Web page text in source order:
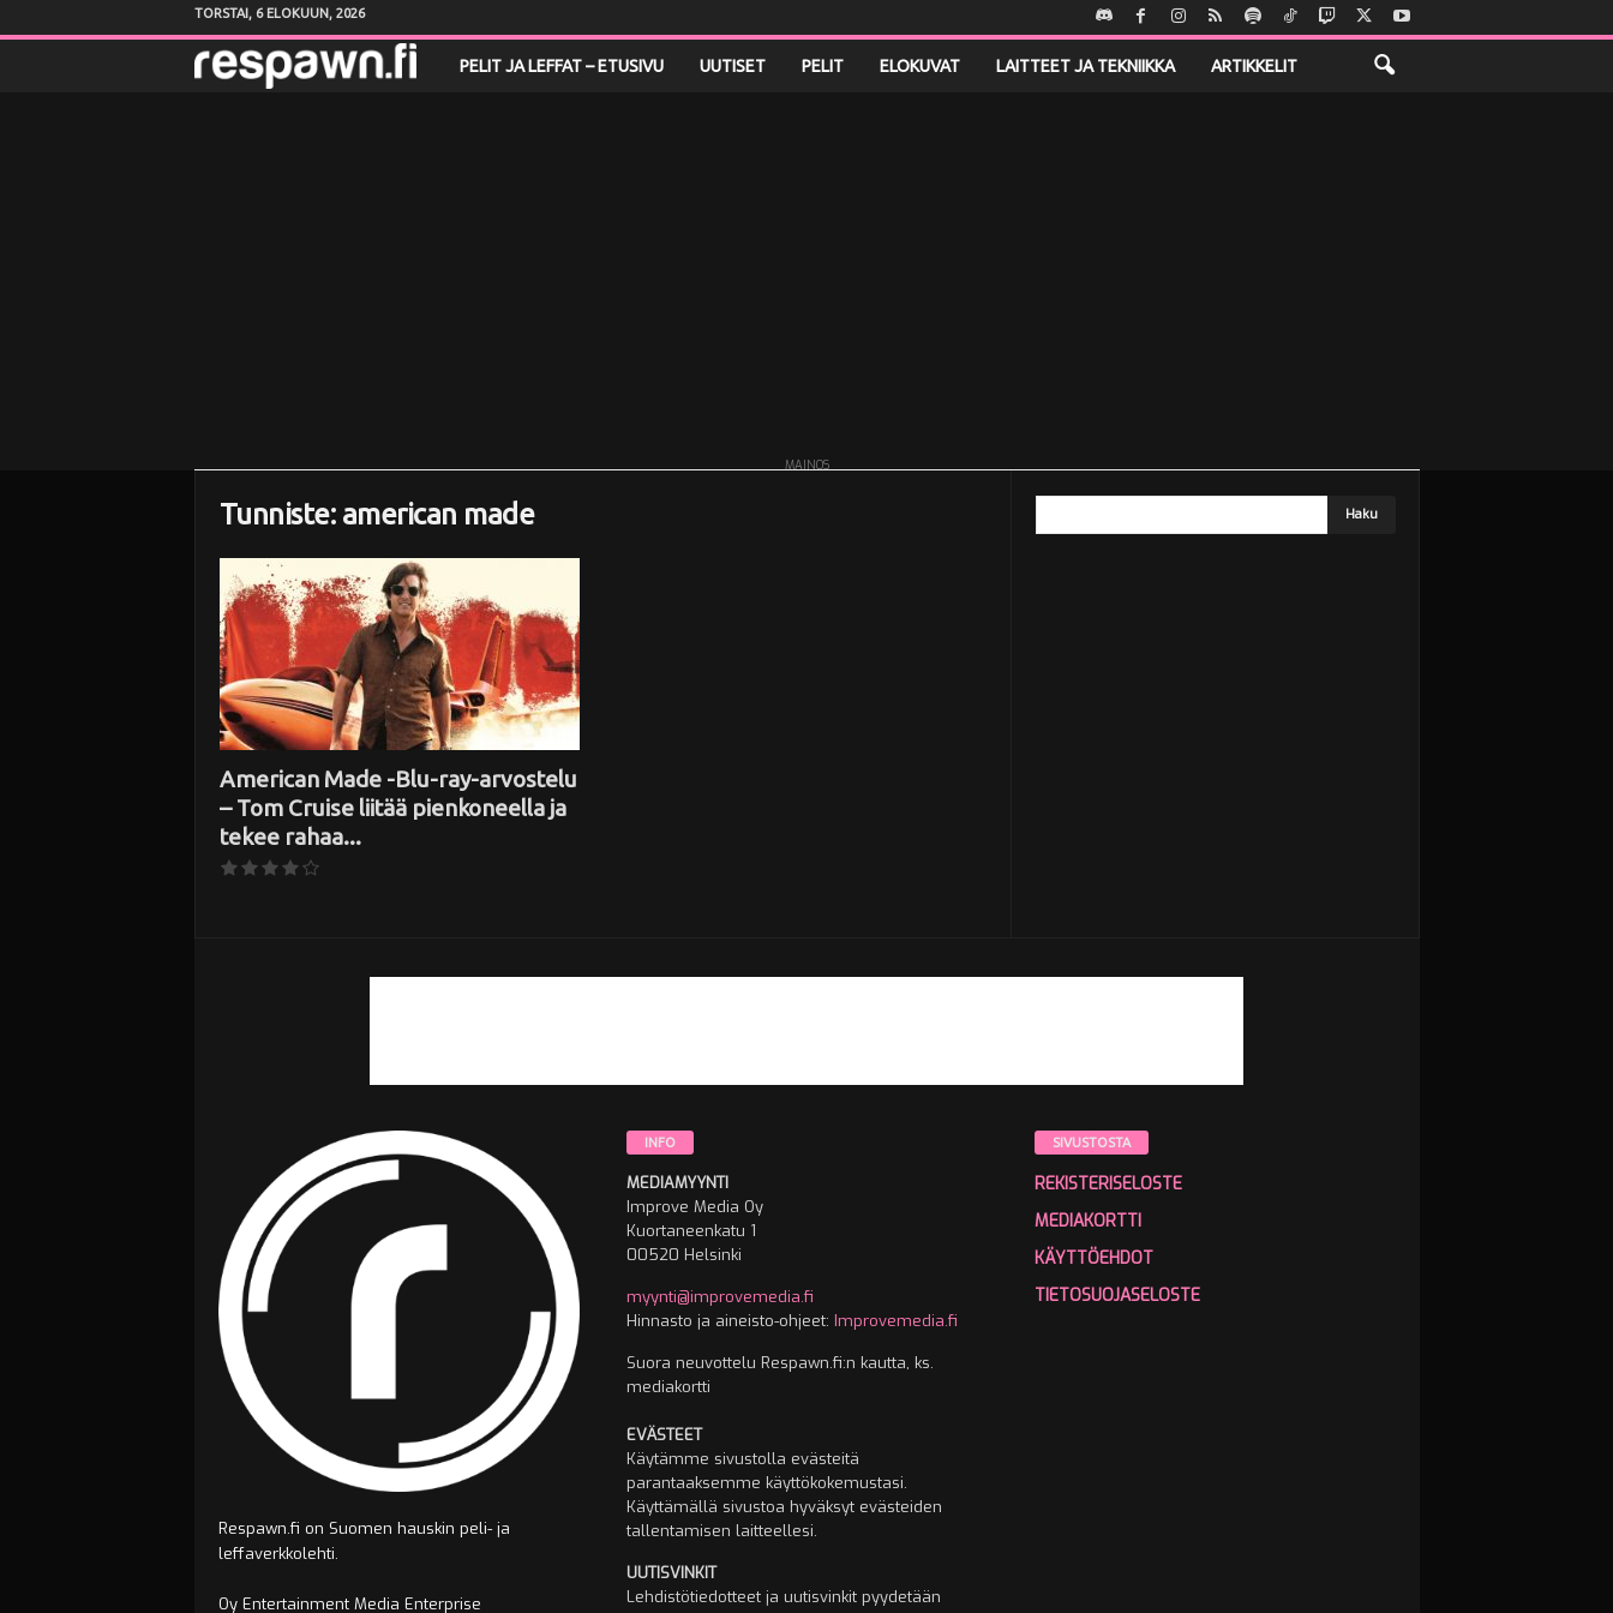
TORSTAI, 6 ELOKUUN, 2026
PELIT JA LEFFAT – ETUSIVU UUTISET PELIT ELOKUVAT LAITTEET JA TEKNIIKKA ARTIKKELIT
MAINOS
Tunniste: american made
American Made -Blu-ray-arvostelu
– Tom Cruise liitää pienkoneella ja
tekee rahaa...
Respawn.fi on Suomen hauskin peli- ja
leffaverkkolehti.
Oy Entertainment Media Enterprise
INFO
MEDIAMYYNTI
Improve Media Oy
Kuortaneenkatu 1
00520 Helsinki
myynti@improvemedia.fi
Hinnasto ja aineisto-ohjeet: Improvemedia.fi
Suora neuvottelu Respawn.fi:n kautta, ks.
mediakortti
EVÄSTEET
Käytämme sivustolla evästeitä
parantaaksemme käyttökokemustasi.
Käyttämällä sivustoa hyväksyt evästeiden
tallentamisen laitteellesi.
UUTISVINKIT
Lehdistötiedotteet ja uutisvinkit pyydetään
SIVUSTOSTA
REKISTERISELOSTE
MEDIAKORTTI
KÄYTTÖEHDOT
TIETOSUOJASELOSTE